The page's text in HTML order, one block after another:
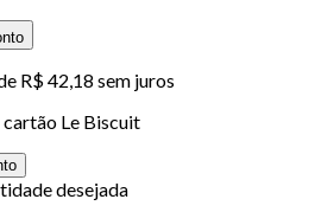
R$ 42,18 sem juros
cartão Le Biscuit
desejada